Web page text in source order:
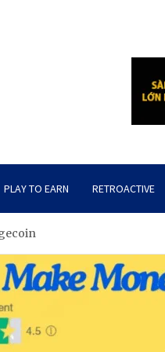
PLAY TO EARN RETROACTIVE